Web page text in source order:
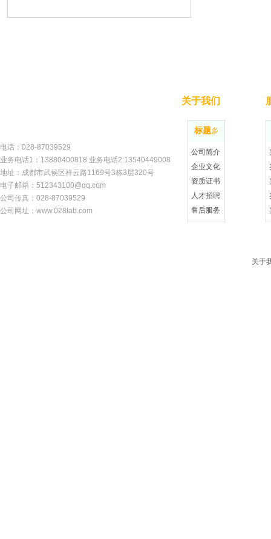
标题更多
公司简介
企业文化
资质证书
人才招聘
售后服务
电话：028-87039529
业务电话1：13880400818 业务电话2:13540449008
地址：成都市武侯区祥云路1169号3栋3层320号
电子邮箱：512343100@qq.com
公司传真：028-87039529
公司网址：www.028lab.com
关于我们
关于